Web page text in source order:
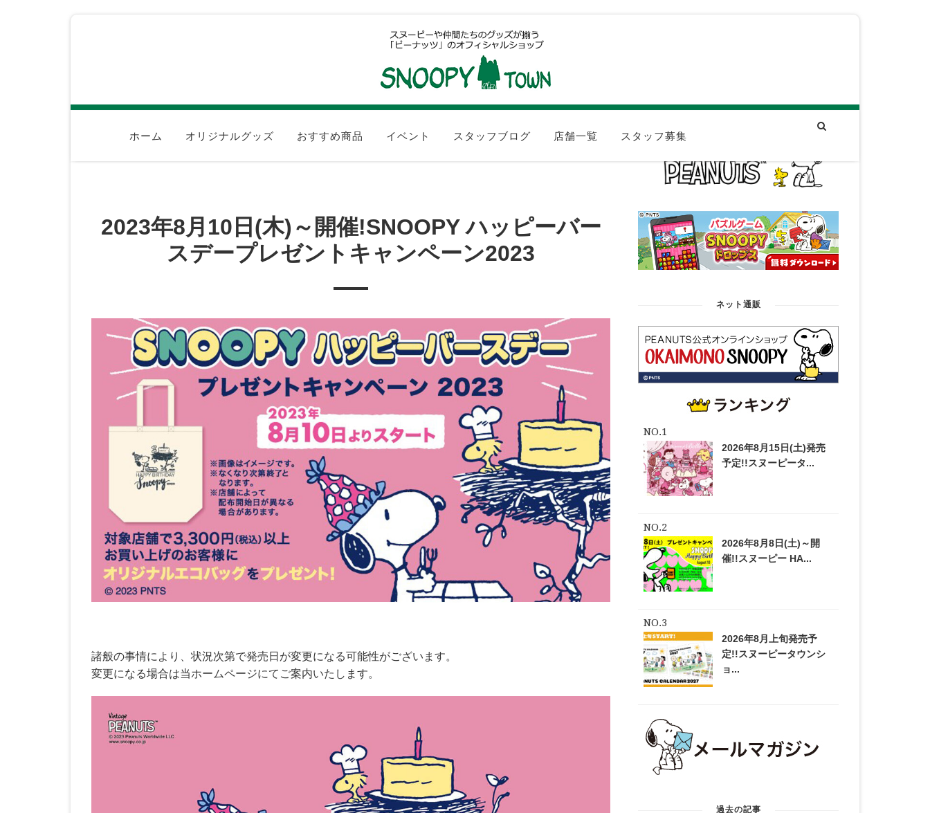
ホーム オリジナルグッズ おすすめ商品 イベント スタッフブログ 店舗一覧 スタッフ募集
2023年8月10日(木)～開催!SNOOPY ハッピーバー
スデープレゼントキャンペーン2023
諸般の事情により、状況次第で発売日が変更になる可能性がございます。
変更になる場合は当ホームページにてご案内いたします。
ネット通販
2026年8月15日(土)発売
予定!!スヌーピータ...
2026年8月8日(土)～開
催!!スヌーピー HA...
2026年8月上旬発売予
定!!スヌーピータウンシ
ョ...
過去の記事